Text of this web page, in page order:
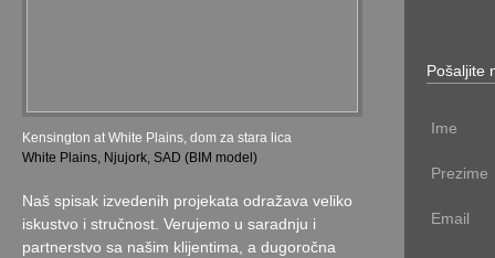
Kensington at White Plains, dom za stara lica
White Plains, Njujork, SAD (BIM model)
Naš spisak izvedenih projekata odražava veliko
iskustvo i stručnost. Verujemo u saradnju i
partnerstvo sa našim klijentima, a dugoročna
Pošaljite
Ime
Prezime
Email